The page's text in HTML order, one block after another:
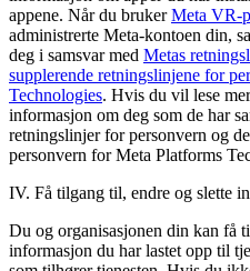
appene. Når du brukerMeta VR-
administrerte Meta-kontoen din,
deg i samsvar med Metas
supplerende retningslinjene for
Technologies. Hvis du vil lese
informasjon om deg som de har
retningslinjer for personvern og
personvern for Meta Platforms
IV. Få tilgang til, endre og slette
Du og organisasjonen din kan få
informasjon du har lastet opp til